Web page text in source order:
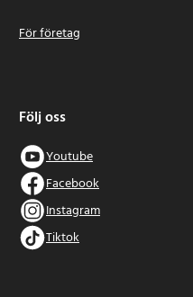
För företag
Följ oss
Youtube
Facebook
Instagram
Tiktok